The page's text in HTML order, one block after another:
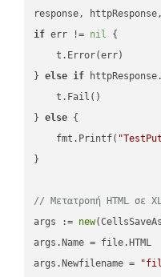
if err != nil {
    t.Error(err)
} else if
    t.Fail()
} else {
    fmt.Printf(
}
// Μετατροπή HTML σε
args := new
args.Name = file.HTML
args.Newfilename =